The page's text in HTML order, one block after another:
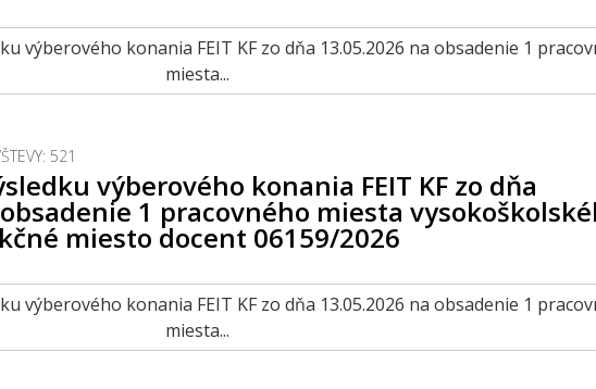
výberového konania FEIT KF zo dňa 13.05.2026 na obsadenie 1
miesta...
521
výberového konania FEIT KF zo dňa
1 pracovného miesta
miesto docent 06159/2026
výberového konania FEIT KF zo dňa 13.05.2026 na obsadenie 1
miesta...